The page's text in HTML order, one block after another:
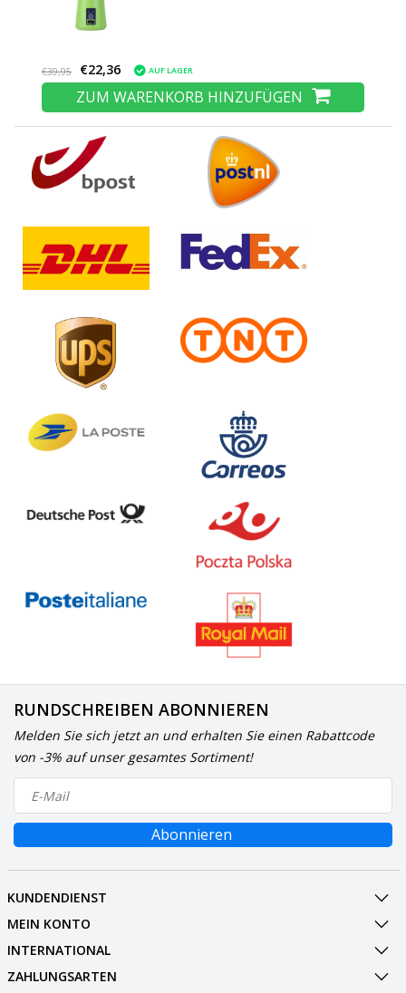
€39,95 €22,36 AUF LAGER
ZUM WARENKORB HINZUFÜGEN
RUNDSCHREIBEN ABONNIEREN
Melden Sie sich jetzt an und erhalten Sie einen Rabattcode
von -3% auf unser gesamtes Sortiment!
Abonnieren
KUNDENDIENST
MEIN KONTO
INTERNATIONAL
ZAHLUNGSARTEN